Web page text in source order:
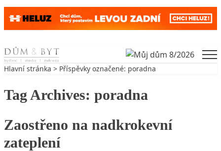
Skip to content
Hlavní stránka > Příspěvky označené: poradna
Tag Archives: poradna
Zaostřeno na nadkrokevní
zateplení